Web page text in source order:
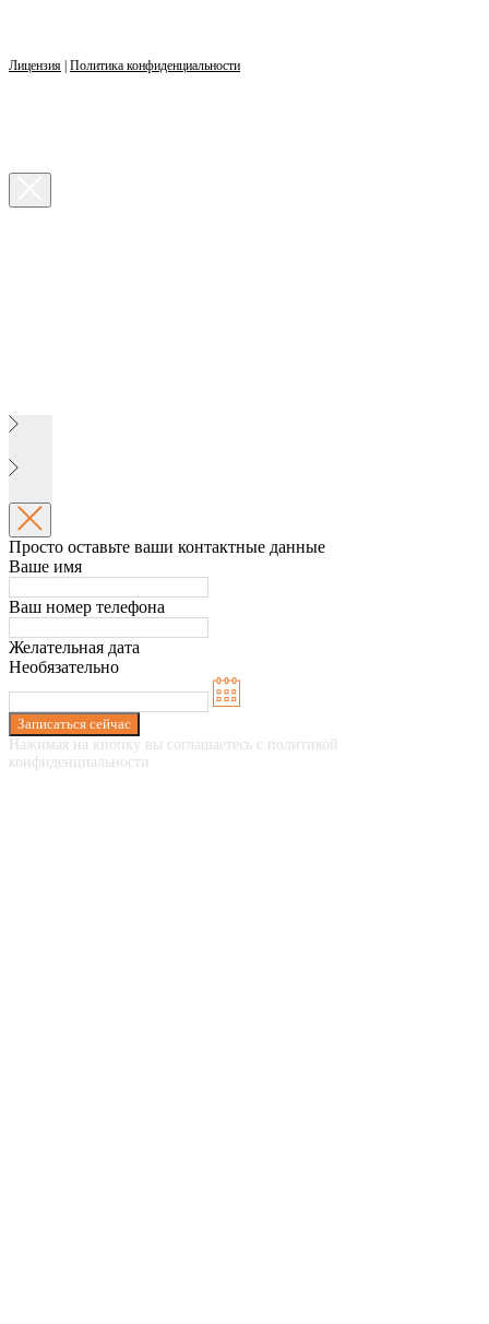
Лицензия Политика конфиденциальности
Просто оставьте ваши контактные данные
Ваше имя
Ваш номер телефона
Желательная дата
Необязательно
Записаться сейчас
Нажимая на кнопку вы соглашаетесь с политикой
конфиденциальности